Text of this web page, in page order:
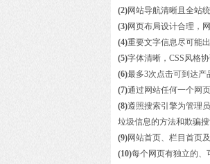
(2)网站导航清晰且全站
(3)网页布局设计合理，
(4)重要文字信息尽可能
(5)字体清晰，CSS风格
(6)最多3次点击可到达产
(7)通过网站任何一个网
(8)遵照搜索引擎为管理
垃圾信息的方法和欺骗
(9)网站首页、栏目首页
(10)每个网页有独立的、